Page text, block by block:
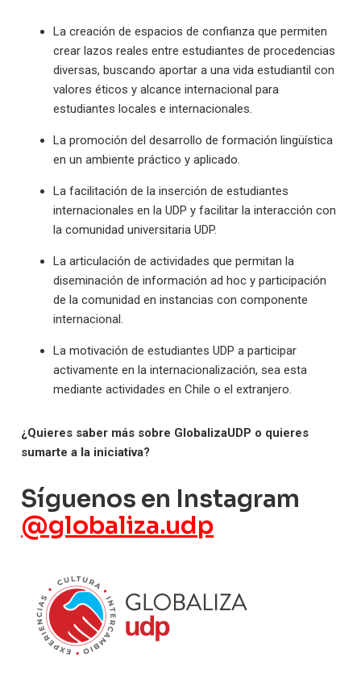
La creación de espacios de confianza que permiten
crear lazos reales entre estudiantes de procedencias
diversas, buscando aportar a una vida estudiantil con
valores éticos y alcance internacional para
estudiantes locales e internacionales.
La promoción del desarrollo de formación lingüística
en un ambiente práctico y aplicado.
La facilitación de la inserción de estudiantes
internacionales en la UDP y facilitar la interacción con
la comunidad universitaria UDP.
La articulación de actividades que permitan la
diseminación de información ad hoc y participación
de la comunidad en instancias con componente
internacional.
La motivación de estudiantes UDP a participar
activamente en la internacionalización, sea esta
mediante actividades en Chile o el extranjero.
¿Quieres saber más sobre GlobalizaUDP o quieres
sumarte a la iniciativa?
Síguenos en Instagram
@globaliza.udp